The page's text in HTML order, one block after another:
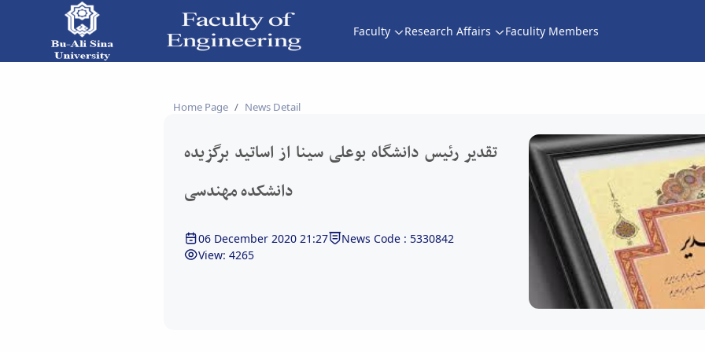
Faculty Research Affairs Faculity Members
تقدیر رئیس دانشگاه بوعلی سینا از اساتید برگزیده دانشکده مهندسی - دانشکده فنی و مهندسی
Home Page News Detail
تقدیر رئیس دانشگاه بوعلی سینا از اساتید برگزیده
دانشکده مهندسی
06 December 2020 21:27
News Code : 5330842
View: 4265